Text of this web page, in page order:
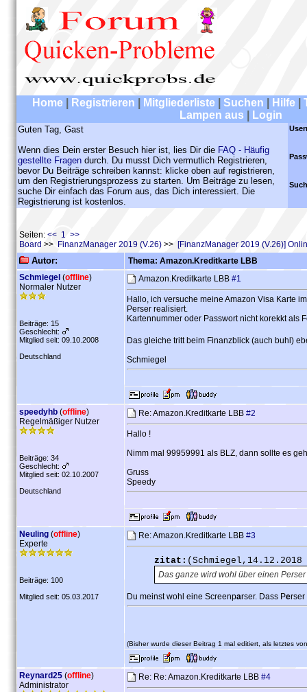
Home Registrieren Mitgliederliste Suchen Hilfe
Lampen aus
Login
Guten Tag, Gast
Wenn dies Dein erster Besuch hier ist, lies Dir die FAQ - Häufig
gestellte Fragen durch. Du musst Dich vermutlich Registrieren,
bevor Du Beiträge schreiben kannst: klicke oben auf registrieren,
um den Registrierungsprozess zu starten. Um Beiträge zu lesen,
suche Dir einfach das Forum aus, das Dich interessiert. Die
Registrierung ist kostenlos.
Seiten: << 1 >>
Board >> FinanzManager 2019 (V.26) >> [FinanzManager 2019 (V.26)]
Autor:
Thema: Amazon.Kreditkarte LBB
Schmiegel (offline)
Normaler Nutzer
Beiträge: 15
Geschlecht:
Mitglied seit: 09.10.2008
Deutschland
Amazon.Kreditkarte LBB #1
Hallo, ich versuche meine Amazon Visa Karte
Perser realisiert.
Kartennummer oder Passwort nicht korekkt als
Das gleiche tritt beim Finanzblick (auch buhl)
Schmiegel
speedyhb (offline)
Regelmäßiger Nutzer
Beiträge: 34
Geschlecht:
Mitglied seit: 02.10.2007
Deutschland
Re: Amazon.Kreditkarte LBB #2
Hallo !
Nimm mal 99959991 als BLZ, dann sollte es
Gruss
Speedy
Neuling (offline)
Experte
Beiträge: 100
Mitglied seit: 05.03.2017
Re: Amazon.Kreditkarte LBB #3
zitat:
Das ganze wird wohl über einen
Du meinst wohl eine Screenparser. Dass Perser
(Bisher wurde dieser Beitrag 1 mal editiert, als letztes
Reynard25 (offline)
Administrator
Re: Re: Amazon.Kreditkarte LBB #4